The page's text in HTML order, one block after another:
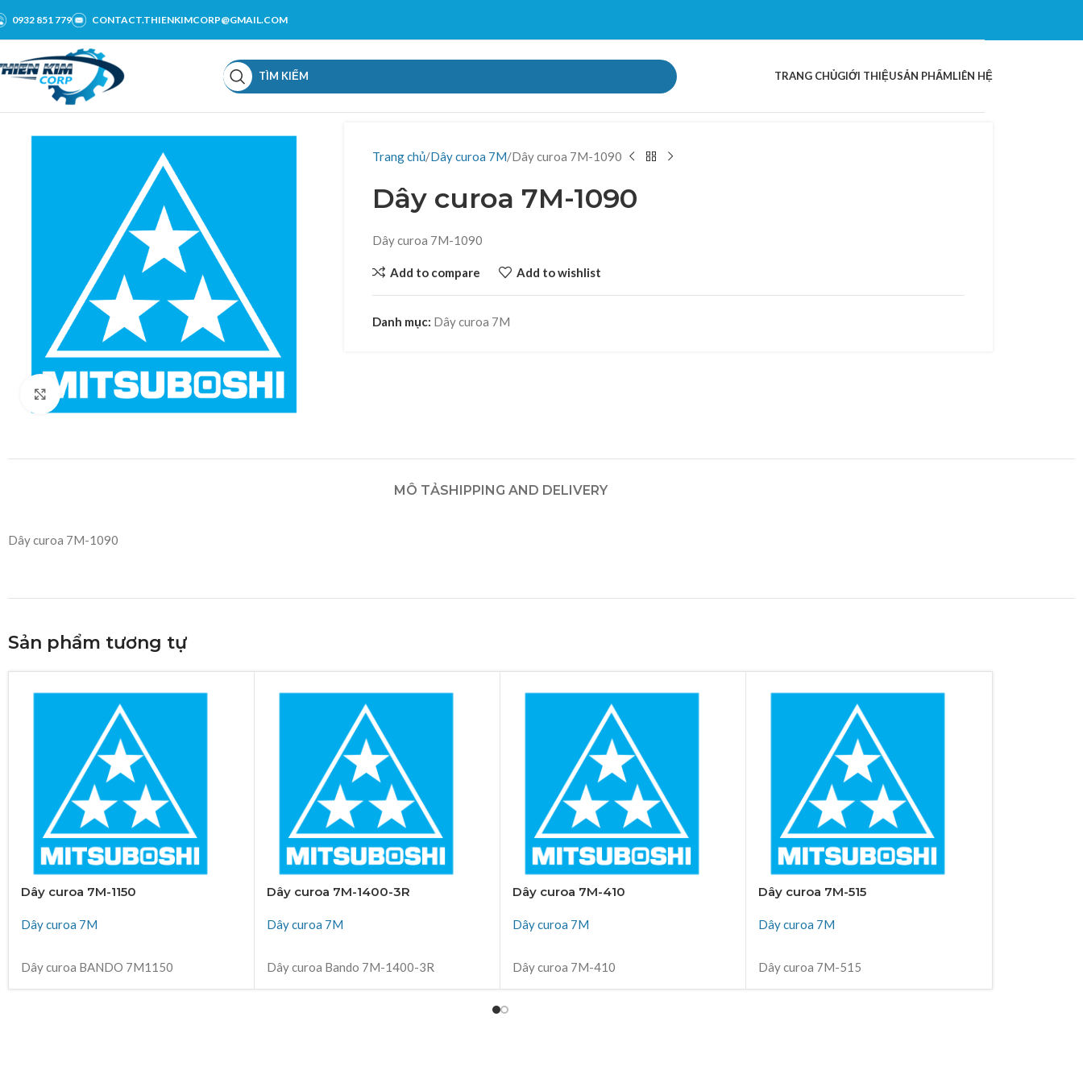
0932 851 779 CONTACT.THIENKIMCORP@GMAIL.COM
TÌM KIẾM TRANG CHỦGIỚI THIỆUSẢN PHẨMLIÊN HỆ
Click to enlarge
Trang chủ Dây curoa 7M Dây curoa 7M-1090
Dây curoa 7M-1090
Dây curoa 7M-1090
Add to compare Add to wishlist
Danh mục: Dây curoa 7M
MÔ TẢSHIPPING AND DELIVERY
Dây curoa 7M-1090
Sản phẩm tương tự
Dây curoa 7M-1150
Dây curoa 7M
Dây curoa BANDO 7M1150
Dây curoa 7M-1400-3R
Dây curoa 7M
Dây curoa Bando 7M-1400-3R
Dây curoa 7M-410
Dây curoa 7M
Dây curoa 7M-410
Dây curoa 7M-515
Dây curoa 7M
Dây curoa 7M-515